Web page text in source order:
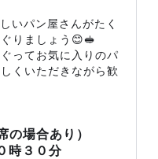
いパン屋さんがたく
りましょう😊🥪
ってお気に入りのパ
くいただきながら歓
場合あり）
時３０分